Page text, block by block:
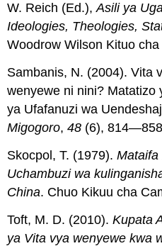
W. Reich (Ed.),Asili ya
Ideologies, Theologies,
Woodrow Wilson Kituo
Sambanis, N. (2004). Vita
wenyewe ni nini? Matatizo
ya Ufafanuzi wa
Migogoro,48 (6),
Skocpol, T. (1979).Mataifa
Uchambuzi wa
China. Chuo Kikuu cha
Toft, M. D. (2010).Kupata
ya Vita vya wenyewe kwa